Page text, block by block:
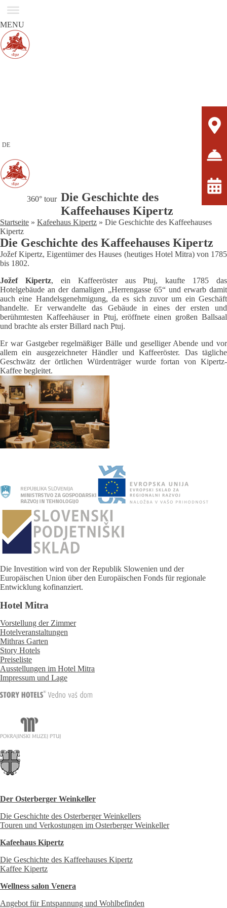
MENU
DE
360° tour Die Geschichte des
Kaffeehauses Kipertz
Startseite » Kafeehaus Kipertz » Die Geschichte des Kaffeehauses
Kipertz
Die Geschichte des Kaffeehauses Kipertz
Jožef Kipertz, Eigentümer des Hauses (heutiges Hotel Mitra) von 1785
bis 1802.
Jožef Kipertz, ein Kaffeeröster aus Ptuj, kaufte 1785 das
Hotelgebäude an der damaligen „Herrengasse 65“ und erwarb damit
auch eine Handelsgenehmigung, da es sich zuvor um ein Geschäft
handelte. Er verwandelte das Gebäude in eines der ersten und
berühmtesten Kaffeehäuser in Ptuj, eröffnete einen großen Ballsaal
und brachte als erster Billard nach Ptuj.
Er war Gastgeber regelmäßiger Bälle und geselliger Abende und vor
allem ein ausgezeichneter Händler und Kaffeeröster. Das tägliche
Geschwätz der örtlichen Würdenträger wurde fortan von Kipertz-
Kaffee begleitet.
Die Investition wird von der Republik Slowenien und der
Europäischen Union über den Europäischen Fonds für regionale
Entwicklung kofinanziert.
Hotel Mitra
Vorstellung der Zimmer
Hotelveranstaltungen
Mithras Garten
Story Hotels
Preiseliste
Ausstellungen im Hotel Mitra
Impressum und Lage
Der Osterberger Weinkeller
Die Geschichte des Osterberger Weinkellers
Touren und Verkostungen im Osterberger Weinkeller
Kafeehaus Kipertz
Die Geschichte des Kaffeehauses Kipertz
Kaffee Kipertz
Wellness salon Venera
Angebot für Entspannung und Wohlbefinden